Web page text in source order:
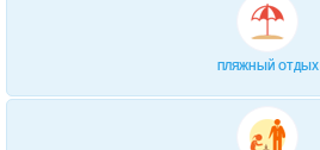
За дополнительную плату 0
есть кухня
2-разовое: «Шведский стол» завтрак
ПЛЯЖНЫЙ ОТДЫХ